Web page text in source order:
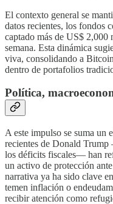
El contexto general se
datos recientes, los fondos
captado más de US$ 2,000
semana. Esta dinámica
viva, consolidando a
dentro de portafolios
Política,
A este impulso se suma un
recientes de Donald
los déficits fiscales— han
un activo de protección
narrativa ya ha sido clave
temen inflación o
recibir atención como